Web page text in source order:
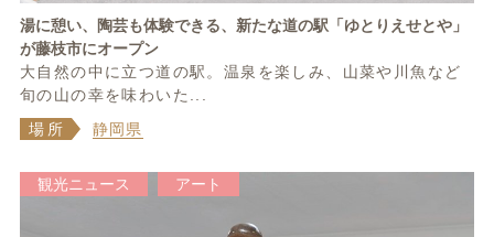
湯に憩い、陶芸も体験できる、新たな道の駅「ゆとりえせとや」
が藤枝市にオープン
大自然の中に立つ道の駅。温泉を楽しみ、山菜や川魚など
旬の山の幸を味わいた...
場所
静岡県
観光ニュース アート